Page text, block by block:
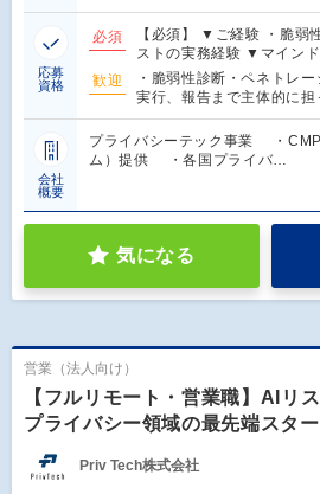
応募
資格
必須
【必須】 ▼ご経験 ・脆弱
ストの実務経験 ▼マイン
歓迎
・脆弱性診断・ペネトレ
実行、報告まで主体的に
会社
概要
プライバシーテック事業 ・
ム）提供 ・各国プライバ…
気になる
営業（法人向け）
【フルリモート・営業職】AIリ
プライバシー領域の最先端スター
Priv Tech株式会社